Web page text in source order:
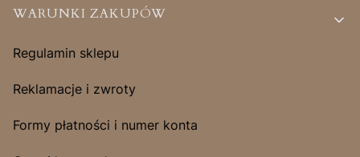
Linki w stopce
WARUNKI ZAKUPÓW
Regulamin sklepu
Reklamacje i zwroty
Formy płatności i numer konta